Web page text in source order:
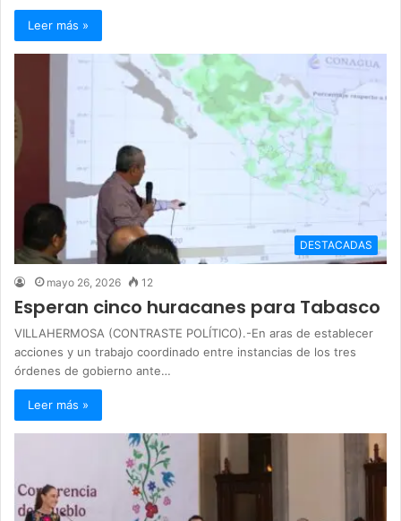
Leer más »
DESTACADAS
mayo 26, 2026 12
Esperan cinco huracanes para Tabasco
VILLAHERMOSA (CONTRASTE POLÍTICO).-En aras de establecer
acciones y un trabajo coordinado entre instancias de los tres
órdenes de gobierno ante…
Leer más »